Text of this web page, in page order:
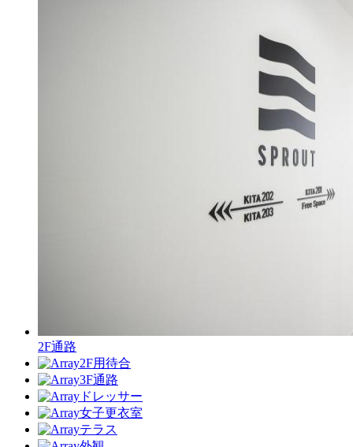
2F通路
2F用待合
3F通路
ドレッサー
女子更衣室
テラス